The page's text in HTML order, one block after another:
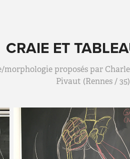
CRAIE ET
proposés par
Pivaut (Rennes / 35)